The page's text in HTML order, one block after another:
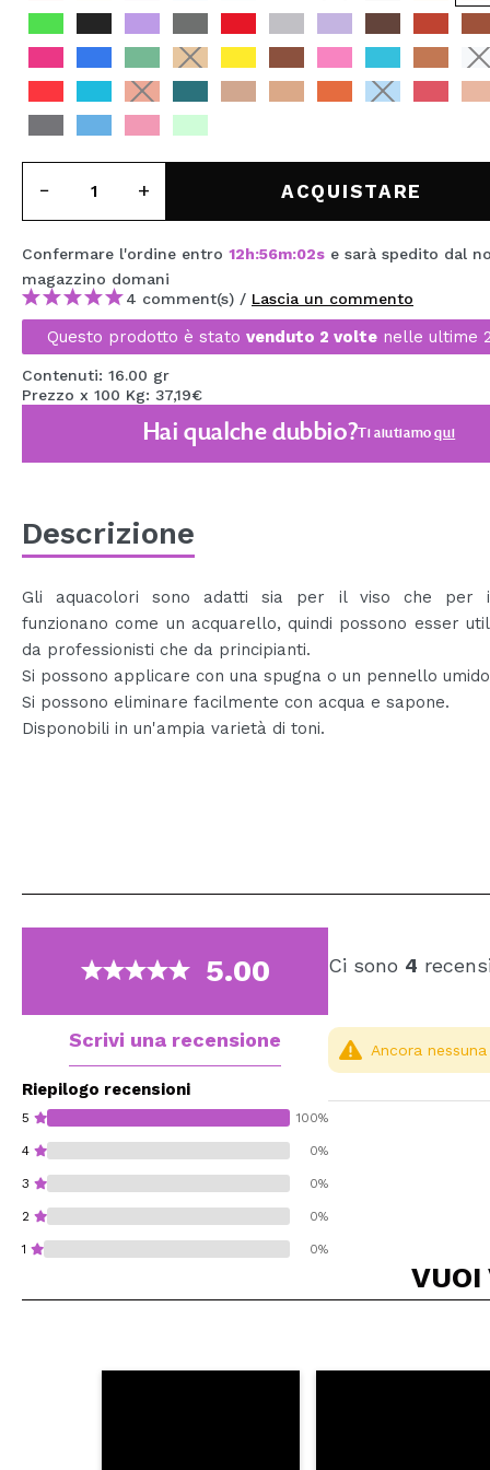
KOREA ZONE
TRAVEL SIZE
SPECIALE
OUTLET
SONO TORNATI!
PROSSIMAMENTE
BLOG
ACQUISTARE
Confermare l'ordine entro 12h:56m:02s e sarà spedito dal
magazzino domani
4 comment(s) / Lascia un commento
Questo prodotto è stato venduto 2 volte nelle ultime
Contenuti: 16.00 gr
Prezzo x 100 Kg: 37,19€
Hai qualche dubbio?Ti aiutiamoqui
Descrizione
Gli aquacolori sono adatti sia per il viso che per
funzionano come un acquarello, quindi possono esser
da professionisti che da principianti.
Si possono applicare con una spugna o un pennello
Si possono eliminare facilmente con acqua e sapone.
Disponobili in un'ampia varietà di toni.
5.00
Scrivi una recensione
Riepilogo recensioni
5 100%
4 0%
3 0%
2 0%
1 0%
Ci sono 4
Consiglieresti
Ancora
VUOI